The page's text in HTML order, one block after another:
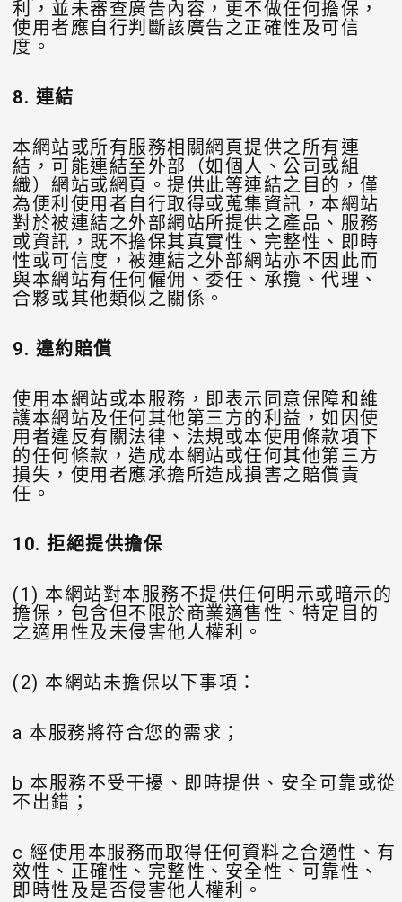
利，並未審查廣告內容，更不做任何擔保，
使用者應自行判斷該廣告之正確性及可信
度。
8. 連結
本網站或所有服務相關網頁提供之所有連
結，可能連結至外部（如個人、公司或組
織）網站或網頁。提供此等連結之目的，僅
為便利使用者自行取得或蒐集資訊，本網站
對於被連結之外部網站所提供之產品、服務
或資訊，既不擔保其真實性、完整性、即時
性或可信度，被連結之外部網站亦不因此而
與本網站有任何僱佣、委任、承攬、代理、
合夥或其他類似之關係。
9. 違約賠償
使用本網站或本服務，即表示同意保障和維
護本網站及任何其他第三方的利益，如因使
用者違反有關法律、法規或本使用條款項下
的任何條款，造成本網站或任何其他第三方
損失，使用者應承擔所造成損害之賠償責
任。
10.拒絕提供擔保
(1) 本網站對本服務不提供任何明示或暗示的
擔保，包含但不限於商業適售性、特定目的
之適用性及未侵害他人權利。
(2) 本網站未擔保以下事項：
a 本服務將符合您的需求；
b 本服務不受干擾、即時提供、安全可靠或從
不出錯；
c 經使用本服務而取得任何資料之合適性、有
效性、正確性、完整性、安全性、可靠性、
即時性及是否侵害他人權利。